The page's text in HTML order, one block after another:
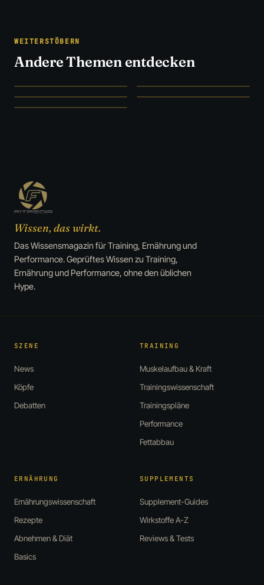
WEITERSTÖBERN
Andere Themen entdecken
SZENE UNFILTERED
Szene →
STUDIEN STATT HYPE
Ernährung
Supplements → Medizin →
Deals →
Wissen, das wirkt.
Das Wissensmagazin für Training, Ernährung und
Performance. Geprüftes Wissen zu Training,
Ernährung und Performance, ohne den üblichen
Hype.
SZENE
News
Köpfe
Debatten
TRAINING
Muskelaufbau & Kraft
Trainingswissenschaft
Trainingspläne
Performance
Fettabbau
ERNÄHRUNG
Ernährungswissenschaft
Rezepte
Abnehmen & Diät
Basics
SUPPLEMENTS
Supplement-Guides
Wirkstoffe A-Z
Reviews & Tests